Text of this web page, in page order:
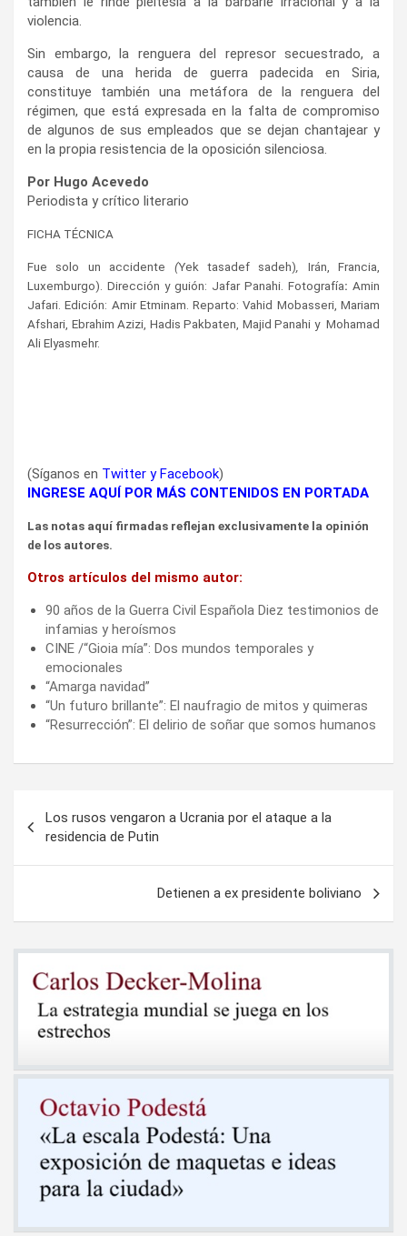
violencia.
Sin embargo, la renguera del represor secuestrado, a
causa de una herida de guerra padecida en Siria,
constituye también una metáfora de la renguera del
régimen, que está expresada en la falta de compromiso
de algunos de sus empleados que se dejan chantajear y
en la propia resistencia de la oposición silenciosa.
Por Hugo Acevedo
Periodista y crítico literario
FICHA TÉCNICA
Fue solo un accidente (Yek tasadef sadeh), Irán, Francia,
Luxemburgo). Dirección y guión: Jafar Panahi. Fotografía: Amin
Jafari.Edición: Amir Etminam.Reparto: Vahid Mobasseri, Mariam
Afshari, Ebrahim Azizi, Hadis Pakbaten, Majid Panahi y Mohamad
Ali Elyasmehr.
(Síganos en Twitter yFacebook)
INGRESE AQUÍ POR MÁS CONTENIDOS EN PORTADA
Las notas aquí firmadas reflejan exclusivamente la opinión
de los autores.
Otros artículos del mismo autor:
90 años de la Guerra Civil Española Diez testimonios de
infamias y heroísmos
CINE /“Gioia mía”: Dos mundos temporales y
emocionales
“Amarga navidad”
“Un futuro brillante”: El naufragio de mitos y quimeras
“Resurrección”: El delirio de soñar que somos humanos
de
entradas
Los rusos vengaron a Ucrania por el ataque a la
residencia de Putin
Detienen a ex presidente boliviano